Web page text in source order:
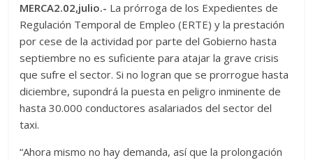
MERCA2.02,julio.- La prórroga de los Expedientes de
Regulación Temporal de Empleo (ERTE) y la prestación
por cese de la actividad por parte del Gobierno hasta
septiembre no es suficiente para atajar la grave crisis
que sufre el sector. Si no logran que se prorrogue hasta
diciembre, supondrá la puesta en peligro inminente de
hasta 30.000 conductores asalariados del sector del
taxi.
“Ahora mismo no hay demanda, así que la prolongación